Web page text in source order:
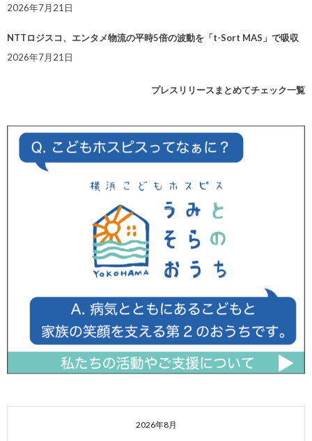
2026年7月21日
NTTロジスコ、エンタメ物流の平時5倍の波動を「t-Sort MAS」で吸収
2026年7月21日
プレスリリースまとめてチェック一覧
2026年8月